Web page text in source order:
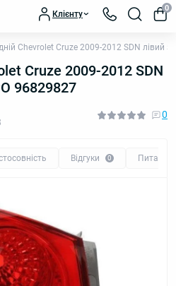
Клієнту
0
Chevrolet Cruze 2009-2012 SDN лівий
Cruze 2009-2012 SDN
96829827
0
Відгуки 0 Питання